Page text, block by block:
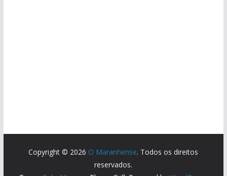
Copyright © 2026 O Maranhense. Todos os direitos
reservados.